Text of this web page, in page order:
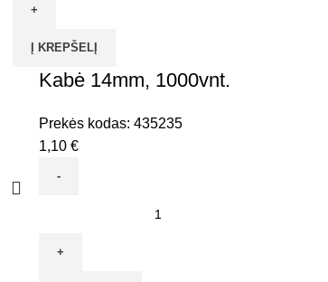
Kniedės
4.8*15mm,
50vnt.
Į KREPŠELĮ
Kabė 14mm, 1000vnt.
Prekės kodas: 435235
1,10 €
Kabė